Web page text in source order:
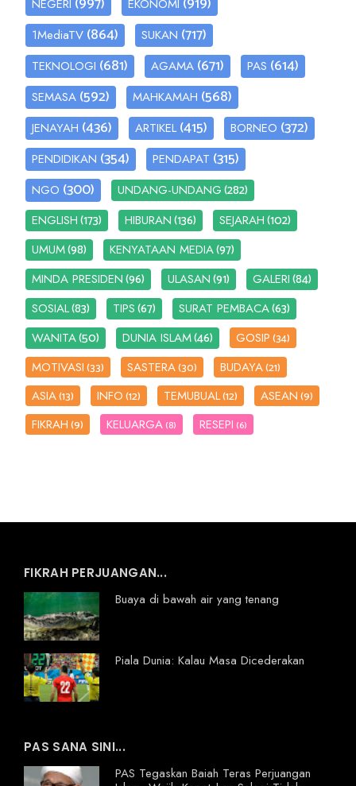
NEGERI EKONOMI
1MediaTV (864) SUKAN (717)
TEKNOLOGI (681) AGAMA (671) PAS (614)
SEMASA (592) MAHKAMAH (568)
JENAYAH (436) ARTIKEL (415) BORNEO (372)
PENDIDIKAN (354) PENDAPAT (315)
NGO (300) UNDANG-UNDANG(282)
ENGLISH(173) HIBURAN(136) SEJARAH(102)
UMUM(98) KENYATAAN MEDIA(97)
MINDA PRESIDEN(96) ULASAN(91) GALERI(84)
SOSIAL(83) TIPS(67) SURAT PEMBACA(63)
WANITA(50) DUNIA ISLAM(46) GOSIP(34)
MOTIVASI(33) SASTERA(30) BUDAYA(21)
ASIA(13) INFO(12) TEMUBUAL(12) ASEAN(9)
FIKRAH(9) KELUARGA (8) RESEPI (6)
FIKRAH PERJUANGAN...
Buaya di bawah air yang tenang
Piala Dunia: Kalau Masa Dicederakan
PAS SANA SINI...
PAS Tegaskan Baiah Teras Perjuangan